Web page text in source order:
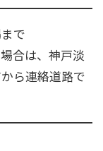
で
合は、神戸淡
ら連絡道路で